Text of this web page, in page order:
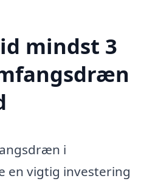
mindst 3
i
en vigtig investering